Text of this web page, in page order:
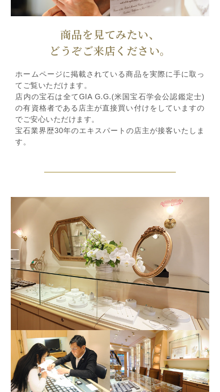
商品を見てみたい、
どうぞご来店ください。
ホームページに掲載されている商品を実際に手に取っ
てご覧いただけます。
店内の宝石は全てGIA G.G.(米国宝石学会公認鑑定士)
の有資格者である店主が直接買い付けをしていますの
でご安心いただけます。
宝石業界歴30年のエキスパートの店主が接客いたしま
す。